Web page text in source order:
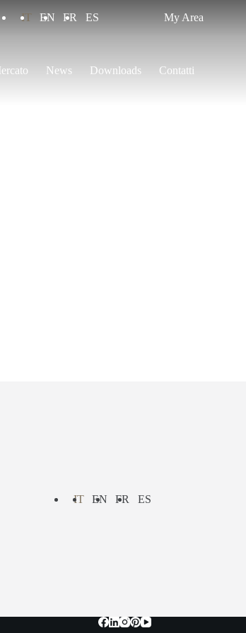
IT EN FR ES My Area
News Downloads Contatti
IT EN FR ES